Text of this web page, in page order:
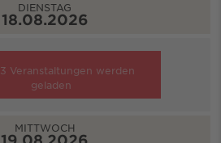
DIENSTAG
18.08.2026
3 Veranstaltungen werden
geladen
MITTWOCH
19.08.2026